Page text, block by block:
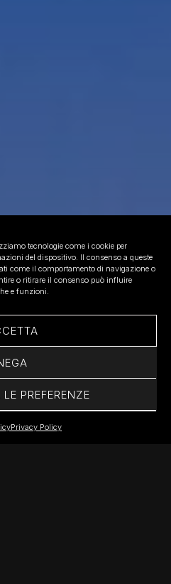
tecnologie come i cookie per
del dispositivo. Il consenso a queste
come il comportamento di navigazione o
o ritirare il consenso può influire
e funzioni.
PREFERENZE
Privacy Policy
CORP